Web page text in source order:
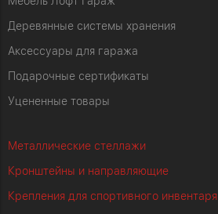
Деревянные системы хранения
Аксессуары для гаража
Подарочные сертификаты
Уцененные товары
Металлические стеллажи
Кронштейны и направляющие
Крепления для спортивного инвентаря